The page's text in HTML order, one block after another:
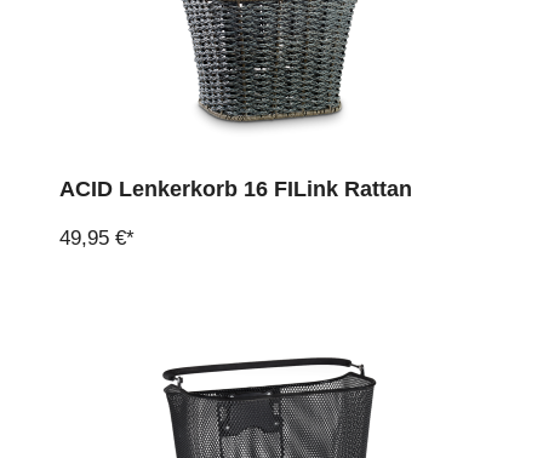
ACID Lenkerkorb 16 FILink Rattan
49,95 €*